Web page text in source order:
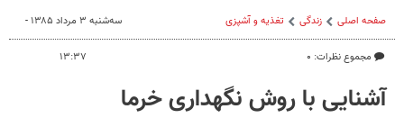
صفحه اصلی زندگی تغذیه و آشپزی
مجموع نظرات: ۰
سه‌شنبه ۳ مرداد ۱۳۸۵ -
۱۳:۳۷
آشنایی با روش نگهداری خرما